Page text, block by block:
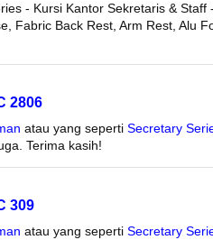
- Kursi Kantor Sekretaris &
Fabric Back Rest, Arm Rest, Alu
2806
atau yang seperti Secretary
Terima kasih!
309
atau yang seperti Secretary